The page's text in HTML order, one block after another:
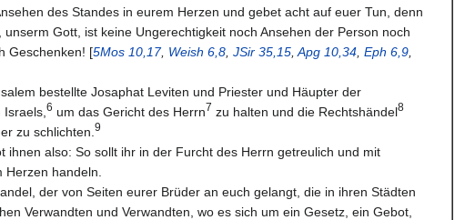
des Standes in eurem Herzen und gebet acht auf euer Tun, denn
unserm Gott, ist keine Ungerechtigkeit noch Ansehen der Person noch
Geschenken! [5Mos 10,17, Weish 6,8 JSir 35,15 Apg 10,34 Eph 6,9
bestellte Josaphat Leviten und Priester und Häupter der
6 um das Gericht des Herrn7 zu halten und die Rechtshändel8
zu schlichten. 9
ihnen also: So sollt ihr in der Furcht des Herrn getreulich und mit
Herzen handeln.
der von Seiten eurer Brüder an euch gelangt, die in ihren Städten
Verwandten und Verwandten, wo es sich um ein Gesetz, ein Gebot,